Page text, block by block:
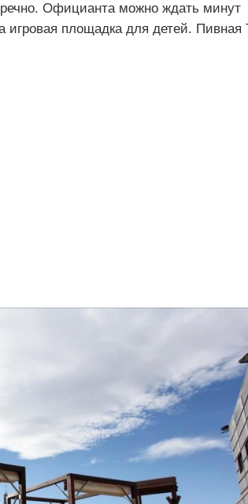
Официанта можно ждать минут
игровая площадка для детей. Пивная